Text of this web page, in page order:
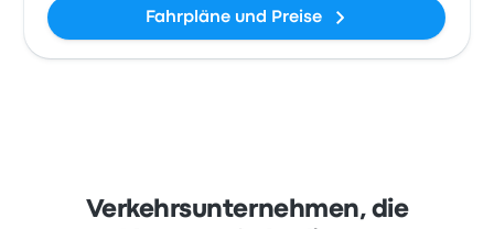
Fahrpläne und Preise
Verkehrsunternehmen, die